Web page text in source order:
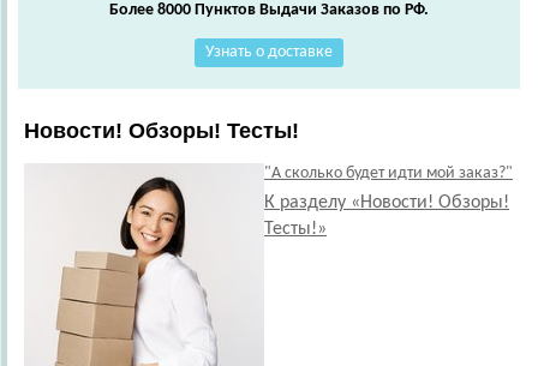
Более 8000 Пунктов Выдачи Заказов по РФ.
Узнать о доставке
Новости! Обзоры! Тесты!
"А сколько будет идти мой заказ?"
К разделу «Новости! Обзоры!
Тесты!»